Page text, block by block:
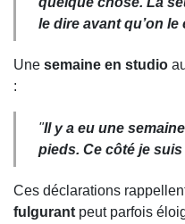
le dire avant qu’on le
Une semaine en studio
:
"Il y a eu une
pieds. Ce côté je suis
Ces déclarations
fulgurant peut parfois